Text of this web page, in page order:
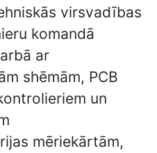
virsvadības
komandā
ar
shēmām, PCB
un
mēriekārtām,